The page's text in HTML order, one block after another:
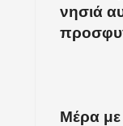
νησιά
Μέρα